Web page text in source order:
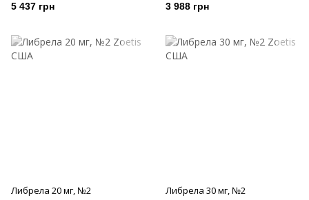
5 437 грн 3 988 грн
Либрела 20 мг, №2 Либрела 30 мг, №2